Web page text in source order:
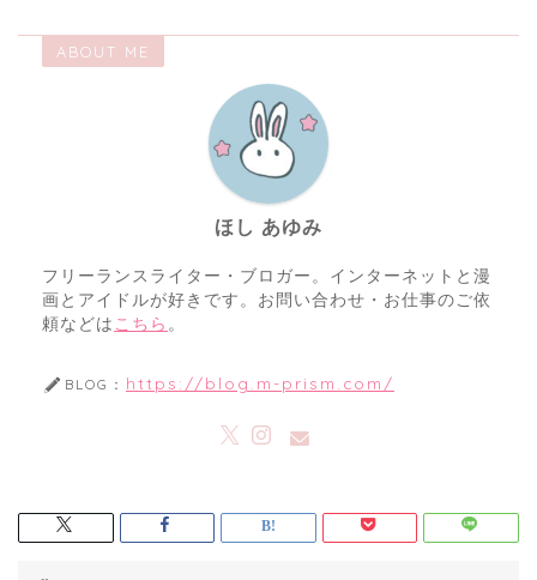
ABOUT ME
ほし あゆみ
フリーランスライター・ブロガー。インターネットと漫
画とアイドルが好きです。お問い合わせ・お仕事のご依
頼などは こちら 。
BLOG： https://blog.m-prism.com/